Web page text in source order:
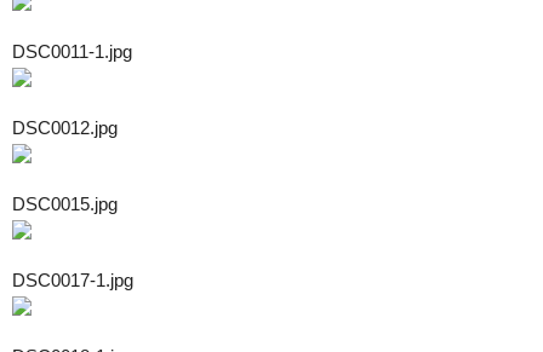
DSC0011-1.jpg
DSC0012.jpg
DSC0015.jpg
DSC0017-1.jpg